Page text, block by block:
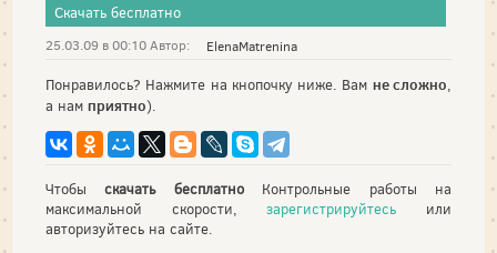
Скачать бесплатно
25.03.09 в 00:10 Автор: ElenaMatrenina
Понравилось? Нажмите на кнопочку ниже. Вам не сложно,
а нам приятно).
Чтобыскачать бесплатноКонтрольные работы на
максимальной скорости,зарегистрируйтесь или
авторизуйтесь на сайте.